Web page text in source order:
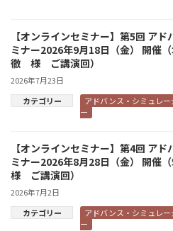
【オンラインセミナー】第5回 ア
ミナー2026年9月18日（金） 開
徹 様 ご講演回）
2026年7月23日
カテゴリー
アドバンス・シミュレ
ー
【オンラインセミナー】第4回 ア
ミナー2026年8月28日（金） 開
様 ご講演回）
2026年7月2日
カテゴリー
アドバンス・シミュレ
ー